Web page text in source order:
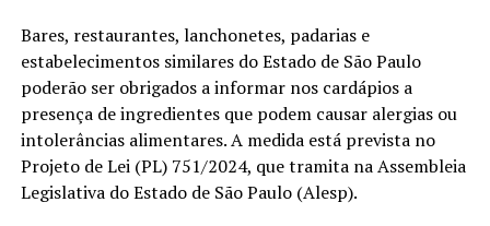
Bares, restaurantes, lanchonetes, padarias e
estabelecimentos similares do Estado de São Paulo
poderão ser obrigados a informar nos cardápios a
presença de ingredientes que podem causar alergias ou
intolerâncias alimentares. A medida está prevista no
Projeto de Lei (PL) 751/2024, que tramita na Assembleia
Legislativa do Estado de São Paulo (Alesp).